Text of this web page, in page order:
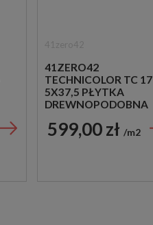
41ZERO42
TECHNICOLOR TC 17
5X37,5 PŁYTKA
DREWNOPODOBNA
599,00 zł m2